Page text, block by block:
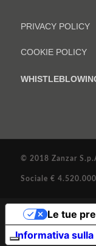
PRIVACY POLICY
COOKIE POLICY
© 2018 Zanzar
Sociale €
Informativa
Le tue